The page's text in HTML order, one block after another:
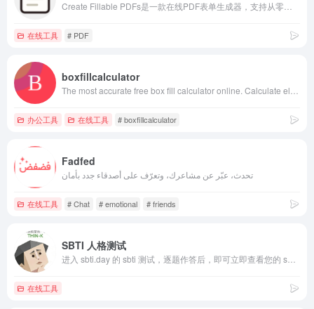
在线工具 # PDF
boxfillcalculator
办公工具 在线工具 # boxfillcalculator
Fadfed
تحدث، عبّر عن مشاعرك، وتعرّف على أصدقاء جدد بأمان
在线工具 # Chat # emotional # friends
SBTI 人格测试
在线工具